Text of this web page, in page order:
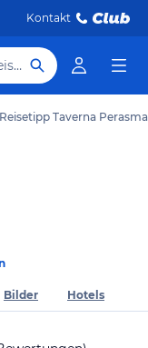
Kontakt
Hotel, Reiseziel
Reisetipp Taverna Perasma
Bilder Hotels